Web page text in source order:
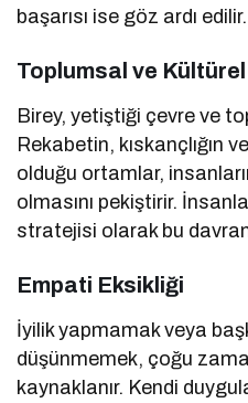
başarısı ise göz ardı edilir.
Toplumsal ve
Birey, yetiştiği çevre ve
Rekabetin, kıskançlığın
olduğu ortamlar,
olmasını pekiştirir.
stratejisi olarak bu
Empati Eksikliği
İyilik yapmamak veya
düşünmemek, çoğu
kaynaklanır. Kendi